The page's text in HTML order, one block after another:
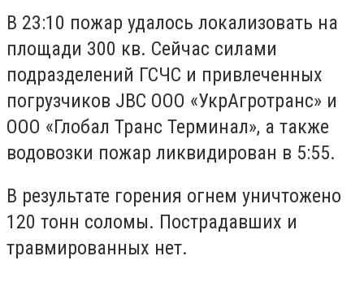
В 23:10 пожар удалось локализовать на
площади 300 кв. Сейчас силами
подразделений ГСЧС и привлеченных
погрузчиков JBC ООО «УкрАгротранс» и
ООО «Глобал Транс Терминал», а также
водовозки пожар ликвидирован в 5:55.
В результате горения огнем уничтожено
120 тонн соломы. Пострадавших и
травмированных нет.